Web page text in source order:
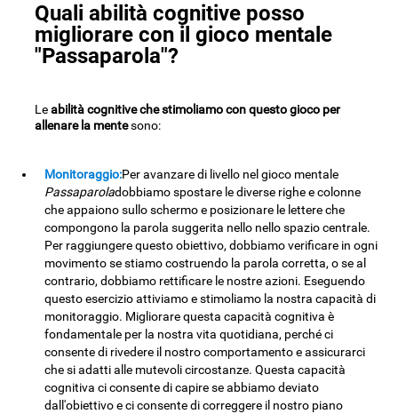
Quali abilità cognitive posso
migliorare con il gioco mentale
"Passaparola"?
Leabilità cognitive che stimoliamo con questo gioco per
allenare la mentesono:
Monitoraggio:Per avanzare di livello nel gioco mentale
Passaparoladobbiamo spostare le diverse righe e colonne
che appaiono sullo schermo e posizionare le lettere che
compongono la parola suggerita nello nello spazio centrale.
Per raggiungere questo obiettivo, dobbiamo verificare in ogni
movimento se stiamo costruendo la parola corretta, o se al
contrario, dobbiamo rettificare le nostre azioni. Eseguendo
questo esercizio attiviamo e stimoliamo la nostra capacità di
monitoraggio. Migliorare questa capacità cognitiva è
fondamentale per la nostra vita quotidiana, perché ci
consente di rivedere il nostro comportamento e assicurarci
che si adatti alle mutevoli circostanze. Questa capacità
cognitiva ci consente di capire se abbiamo deviato
dall'obiettivo e ci consente di correggere il nostro piano